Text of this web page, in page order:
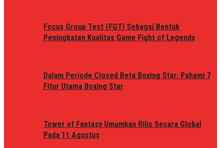
Focus Group Test (FGT) Sebagai Bentuk
Peningkatan Kualitas Game Fight of Legends
Dalam Periode Closed Beta Boxing Star: Pahami 7
Fitur Utama Boxing Star
Tower of Fantasy Umumkan Rilis Secara Global
Pada 11 Agustus